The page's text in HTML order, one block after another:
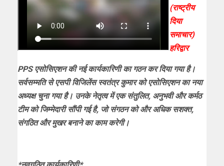
(राष्ट्रीय
दिया
समाचार)
हरिद्वार
PPS एसोसिएशन की नई कार्यकारिणी का गठन कर दिया गया है।
सर्वसम्मति से एसपी विजिलेंस स्वतंत्र कुमार को एसोसिएशन का नया
अध्यक्ष चुना गया है। उनके नेतृत्व में एक संतुलित, अनुभवी और कर्मठ
टीम को जिम्मेदारी सौंपी गई है, जो संगठन को और अधिक सशक्त,
संगठित और मुखर बनाने का काम करेगी।